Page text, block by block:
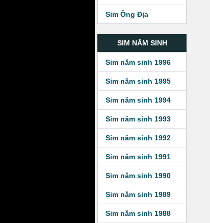
Sim Ông Địa
SIM NĂM SINH
Sim năm sinh 1996
Sim năm sinh 1995
Sim năm sinh 1994
Sim năm sinh 1993
Sim năm sinh 1992
Sim năm sinh 1991
Sim năm sinh 1990
Sim năm sinh 1989
Sim năm sinh 1988